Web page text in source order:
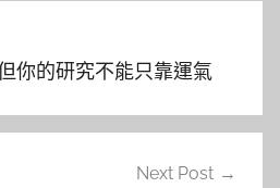
你的研究不能只靠運氣
Next Post